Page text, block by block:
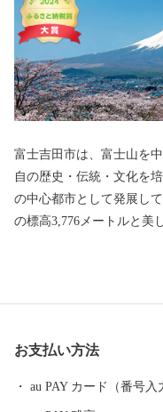
富士吉田市は、富士山を
自の歴史・伝統・文化を
の中心都市として発展し
の標高3,776メートルと美
山信仰の町として栄え、
お支払い方法
au PAY カード（番号入